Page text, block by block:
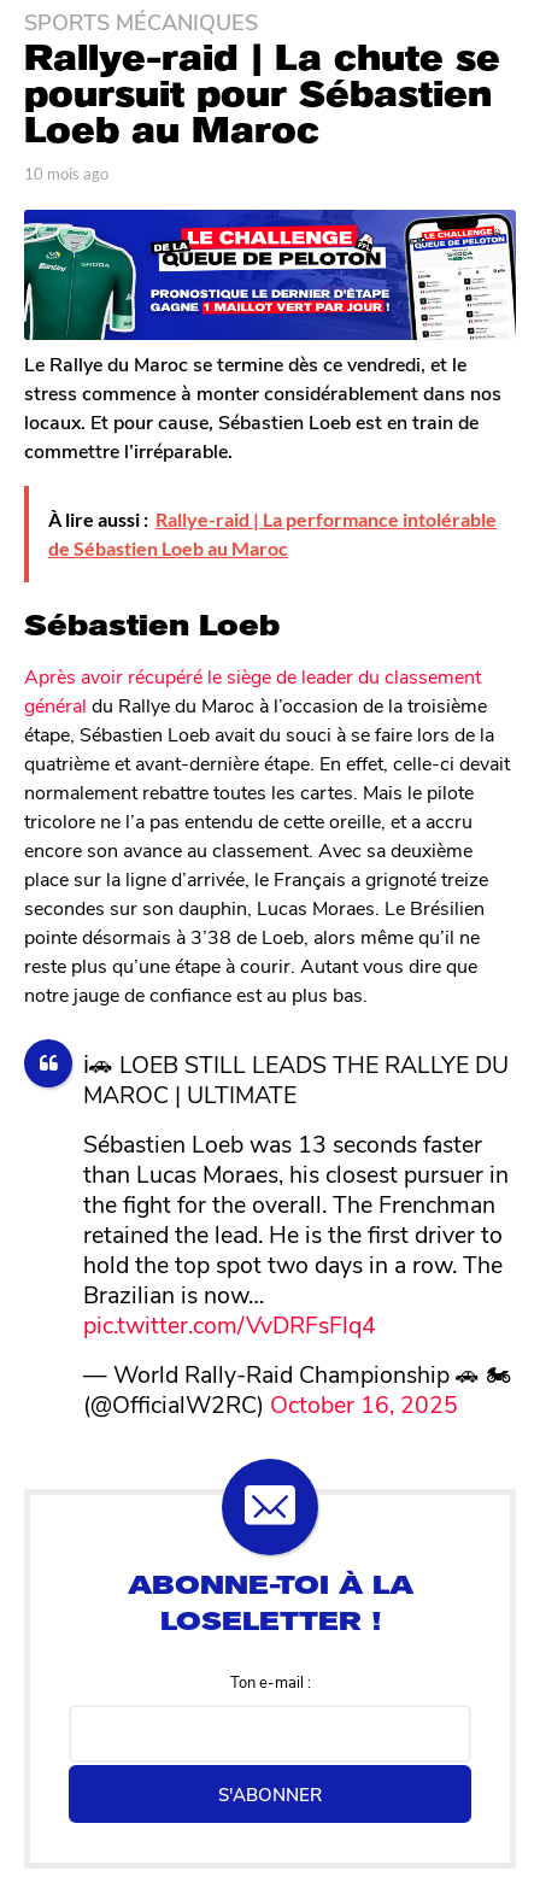
1
0
o
i
s
g
o
1
0
m
o
i
s
a
g
SPORTS MÉCANIQUES
Rallye-raid | La chute se
poursuit pour Sébastien
Loeb au Maroc
p
r
T
o
m
G
a
l
r
o
n
10 mois ago
o
i
s
a
g
o
Le Rallye du Maroc se termine dès ce vendredi, et le
stress commence à monter considérablement dans nos
locaux. Et pour cause, Sébastien Loeb est en train de
commettre l’irréparable.
À lire aussi : Rallye-raid | La performance intolérable
de Sébastien Loeb au Maroc
Sébastien Loeb
Après avoir récupéré le siège de leader du classement
général du Rallye du Maroc à l’occasion de la troisième
étape, Sébastien Loeb avait du souci à se faire lors de la
quatrième et avant-dernière étape. En effet, celle-ci devait
normalement rebattre toutes les cartes. Mais le pilote
tricolore ne l’a pas entendu de cette oreille, et a accru
encore son avance au classement. Avec sa deuxième
place sur la ligne d’arrivée, le Français a grignoté treize
secondes sur son dauphin, Lucas Moraes. Le Brésilien
pointe désormais à 3’38 de Loeb, alors même qu’il ne
reste plus qu’une étape à courir. Autant vous dire que
notre jauge de confiance est au plus bas.
ℹ️🚗 LOEB STILL LEADS THE RALLYE DU
MAROC | ULTIMATE
Sébastien Loeb was 13 seconds faster
than Lucas Moraes, his closest pursuer in
the fight for the overall. The Frenchman
retained the lead. He is the first driver to
hold the top spot two days in a row. The
Brazilian is now…
pic.twitter.com/VvDRFsFlq4
— World Rally-Raid Championship 🚗 🏍
(@OfficialW2RC) October 16, 2025
Ton e-mail :
S'ABONNER